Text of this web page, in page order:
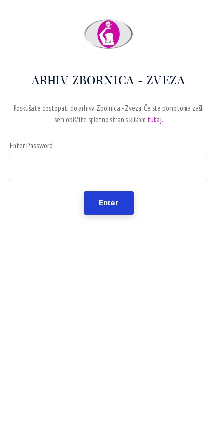
ARHIV ZBORNICA - ZVEZA
Poskušate dostopati do arhiva Zbornica - Zveza. Če ste pomotoma zašli
sem obiščite spletno stran s klikom tukaj.
Enter Password
Enter